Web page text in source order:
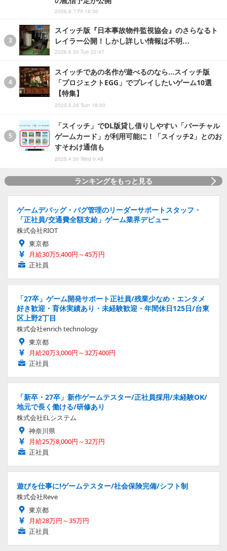
2026.8.7 Fri 16:30
スイッチ版『日本事故物件監視協会』のさらなるト
レイラー公開！しかし詳しい情報は不明…
2026.6.30 Tue 22:47
スイッチであの名作が遊べるのなら…スイッチ版
「プロジェクトEGG」でプレイしたいゲーム10選
【特集】
2023.5.28 Sun 18:00
「スイッチ」でDL版貸し借りしやすい「バーチャル
ゲームカード」が利用可能に！「スイッチ2」とのお
すそわけ通信も
2025.4.30 Wed 9:48
ランキングをもっと見る
ゲームデバッグ・バグ管理のリーダーサポートスタッフ・
「正社員/交通費全額支給」ゲーム業界デビュー
株式会社RIOT
東京都
月給30万5,400円～45万円
正社員
「27卒」ゲーム開発サポート正社員/残業少なめ・エンタメ
好き歓迎・育休実績あり・未経験歓迎・年間休日125日/台東
区上野2丁目
株式会社enrich technology
東京都
月給20万3,000円～32万400円
正社員
「新卒・27卒」新作ゲームテスター/正社員採用/未経験OK/
地元で長く働ける/研修あり
株式会社ELシステム
神奈川県
月給25万8,000円～32万円
正社員
遊びを仕事に!ゲームテスター/社会保険完備/シフト制
株式会社Reve
東京都
月給28万円～35万円
正社員